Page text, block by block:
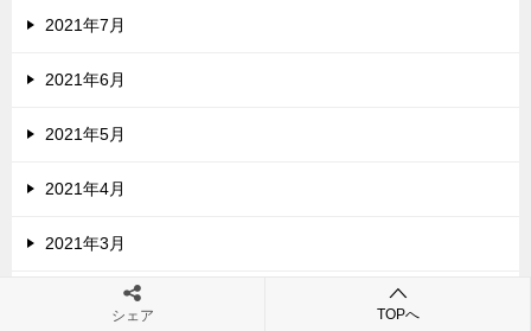
2021年7月
2021年6月
2021年5月
2021年4月
2021年3月
2021年2月
シェア TOPへ